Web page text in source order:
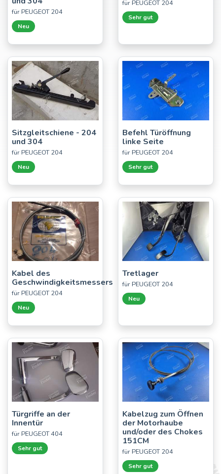
für PEUGEOT 204
Neu
für PEUGEOT 204
Sehr gut
Sitzgleitschiene - 204
und 304
für PEUGEOT 204
Neu
Befehl Türöffnung
linke Seite
für PEUGEOT 204
Sehr gut
Kabel des
Geschwindigkeitsmessers
für PEUGEOT 204
Neu
Tretlager
für PEUGEOT 204
Neu
Türgriffe an der
Innentür
für PEUGEOT 404
Sehr gut
Kabelzug zum Öffnen
der Motorhaube
und/oder des Chokes
151CM
für PEUGEOT 204
Sehr gut